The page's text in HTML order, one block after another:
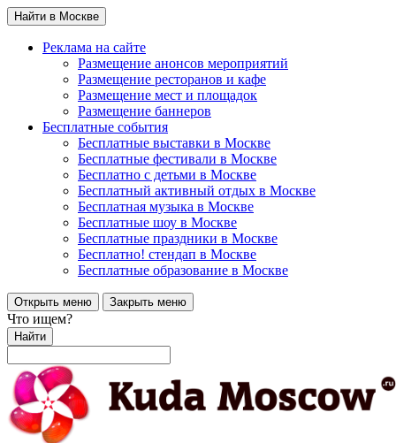
Найти в Москве
Реклама на сайте
Размещение анонсов мероприятий
Размещение ресторанов и кафе
Размещение мест и площадок
Размещение баннеров
Бесплатные события
Бесплатные выставки в Москве
Бесплатные фестивали в Москве
Бесплатно с детьми в Москве
Бесплатный активный отдых в Москве
Бесплатная музыка в Москве
Бесплатные шоу в Москве
Бесплатные праздники в Москве
Бесплатно! стендап в Москве
Бесплатные образование в Москве
Открыть меню Закрыть меню
Что ищем?
Найти